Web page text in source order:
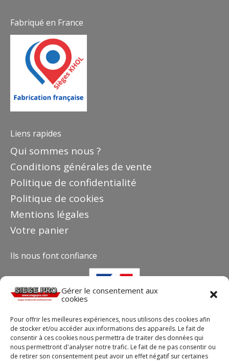
Gérer le consentement aux
cookies
Pour offrir les meilleures expériences, nous utilisons des cookies afin
de stocker et/ou accéder aux informations des appareils. Le fait de
consentir à ces cookies nous permettra de traiter des données qui
nous permettront d'analyser notre trafic. Le fait de ne pas consentir ou
de retirer son consentement peut avoir un effet négatif sur certaines
Fabriqué en France
Liens rapides
Qui sommes nous ?
Conditions générales de vente
Politique de confidentialité
Politique de cookies
Mentions légales
Votre panier
Ils nous font confiance